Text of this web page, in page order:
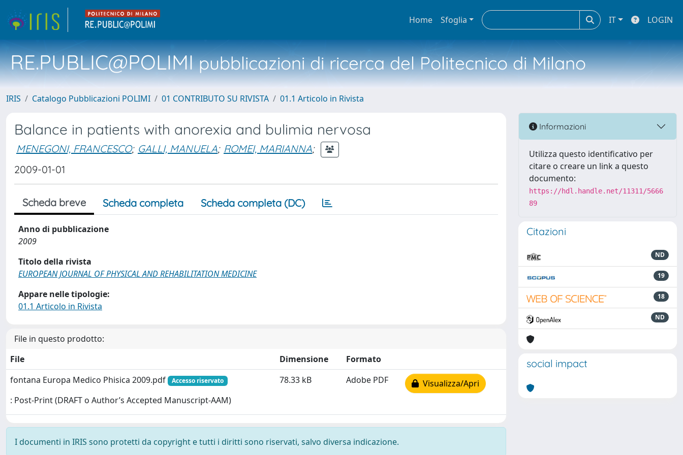
Home Sfoglia IT LOGIN
RE.PUBLIC@POLIMIpubblicazioni di ricerca del Politecnico di Milano
IRIS Catalogo Pubblicazioni POLIMI 01 CONTRIBUTO SU RIVISTA 01.1 Articolo in Rivista
Balance in patients with anorexia and bulimia nervosa
MENEGONI, FRANCESCO; GALLI, MANUELA; ROMEI, MARIANNA;
2009-01-01
Scheda breve Scheda completa Scheda completa (DC)
Anno di pubblicazione
2009
Titolo della rivista
EUROPEAN JOURNAL OF PHYSICAL AND REHABILITATION MEDICINE
Appare nelle tipologie:
01.1 Articolo in Rivista
File in questo prodotto:
File
Dimensione
Formato
fontana Europa Medico Phisica 2009.pdf
Accesso riservato
: Post-Print (DRAFT o Author’s Accepted Manuscript-AAM)
78.33 kB Adobe PDF Visualizza/Apri
I documenti in IRIS sono protetti da copyright e tutti i diritti sono riservati, salvo diversa indicazione.
Informazioni
Utilizza questo identificativo per
citare o creare un link a questo
documento:
https://hdl.handle.net/11311/5666
89
Citazioni
ND
19
18
ND
social impact